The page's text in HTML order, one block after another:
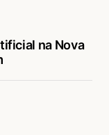
na Nova